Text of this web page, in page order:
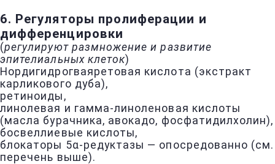
6. Регуляторы пролиферации и
дифференцировки
(регулируют размножение и развитие
эпителиальных клеток)
Нордигидрогваяретовая кислота (экстракт
карликового дуба),
ретиноиды,
линолевая и гамма-линоленовая кислоты
(масла бурачника, авокадо, фосфатидилхолин),
босвеллиевые кислоты,
блокаторы 5α-редуктазы — опосредованно (см.
перечень выше).